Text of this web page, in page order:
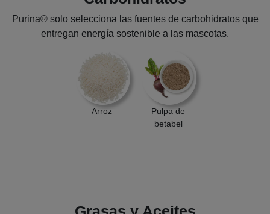
Purina® solo selecciona las fuentes de carbohidratos que
entregan energía sostenible a las mascotas.
Arroz
Pulpa de
betabel